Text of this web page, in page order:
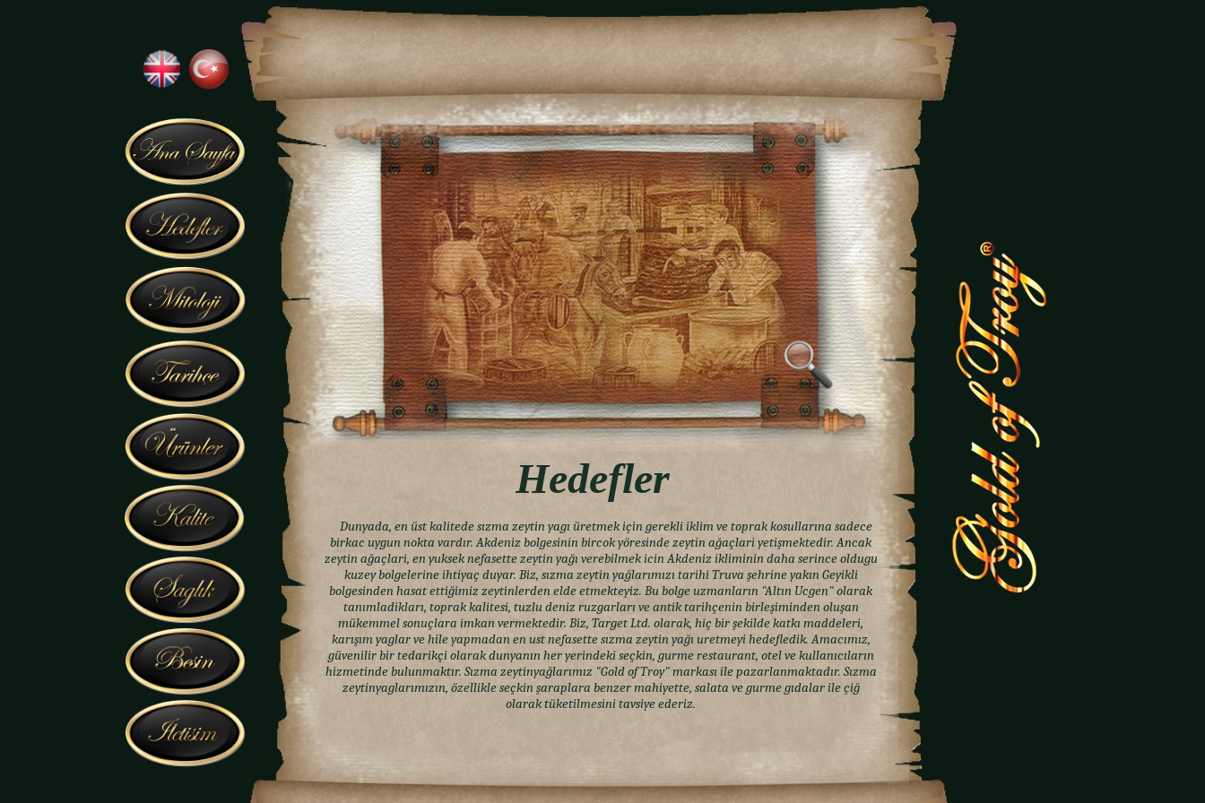
Dunyada, en üst kalitede sızma zeytin yagı üretmek için gerekli iklim ve toprak kosullarına sadece
birkac uygun nokta vardır. Akdeniz bolgesinin bircok yöresinde zeytin ağaçlari yetişmektedir. Ancak
zeytin ağaçlari, en yuksek nefasette zeytin yağı verebilmek icin Akdeniz ikliminin daha serince oldugu
kuzey bolgelerine ihtiyaç duyar. Biz, sızma zeytin yağlarımızı tarihi Truva şehrine yakın Geyikli
bolgesinden hasat ettiğimiz zeytinlerden elde etmekteyiz. Bu bolge uzmanların "Altın Ucgen" olarak
tanımladikları, toprak kalitesi, tuzlu deniz ruzgarları ve antik tarihçenin birleşiminden oluşan
mükemmel sonuçlara imkan vermektedir. Biz, Target Ltd. olarak, hiç bir şekilde katkı maddeleri,
karışım yaglar ve hile yapmadan en ust nefasette sızma zeytin yağı uretmeyi hedefledik. Amacımız,
güvenilir bir tedarikçi olarak dunyanın her yerindeki seçkin, gurme restaurant, otel ve kullanıcıların
hizmetinde bulunmaktır. Sızma zeytinyağlarımız "Gold of Troy" markası ile pazarlanmaktadır. Sızma
zeytinyaglarımızın, özellikle seçkin şaraplara benzer mahiyette, salata ve gurme gıdalar ile çiğ
olarak tüketilmesini tavsiye ederiz.
Hedefler